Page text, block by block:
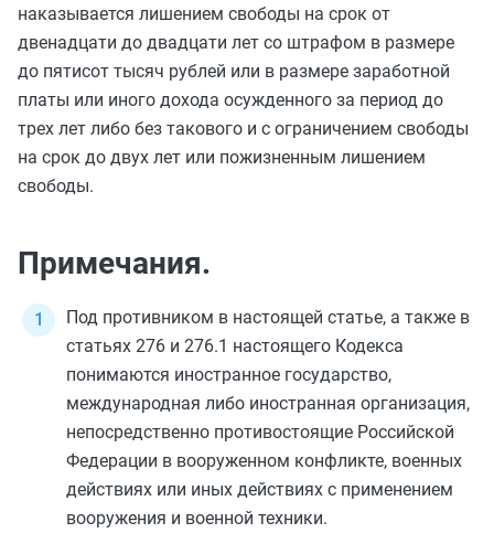
наказывается лишением свободы на срок от
двенадцати до двадцати лет со штрафом в размере
до пятисот тысяч рублей или в размере заработной
платы или иного дохода осужденного за период до
трех лет либо без такового и с ограничением свободы
на срок до двух лет или пожизненным лишением
свободы.
Примечания.
Под противником в настоящей статье, а также в
статьях 276 и 276.1 настоящего Кодекса
понимаются иностранное государство,
международная либо иностранная организация,
непосредственно противостоящие Российской
Федерации в вооруженном конфликте, военных
действиях или иных действиях с применением
вооружения и военной техники.